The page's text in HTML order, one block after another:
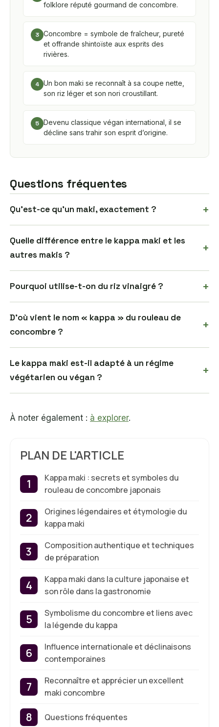
folklore réputé gourmand de concombre.
3 Concombre = symbole de fraîcheur, pureté
et offrande shintoïste aux esprits des
rivières.
4 Un bon maki se reconnaît à sa coupe nette,
son riz léger et son nori croustillant.
5 Devenu classique végan international, il se
décline sans trahir son esprit d’origine.
Questions fréquentes
Qu’est-ce qu’un maki, exactement ? +
Quelle différence entre le kappa maki et les
autres makis ?
+
Pourquoi utilise-t-on du riz vinaigré ? +
D’où vient le nom « kappa » du rouleau de
concombre ?
+
Le kappa maki est-il adapté à un régime
végétarien ou végan ?
+
À noter également : à explorer.
PLAN DE L'ARTICLE
Kappa maki : secrets et symboles du
rouleau de concombre japonais
Origines légendaires et étymologie du
kappa maki
Composition authentique et techniques
de préparation
Kappa maki dans la culture japonaise et
son rôle dans la gastronomie
Symbolisme du concombre et liens avec
la légende du kappa
Influence internationale et déclinaisons
contemporaines
Reconnaître et apprécier un excellent
maki concombre
Questions fréquentes